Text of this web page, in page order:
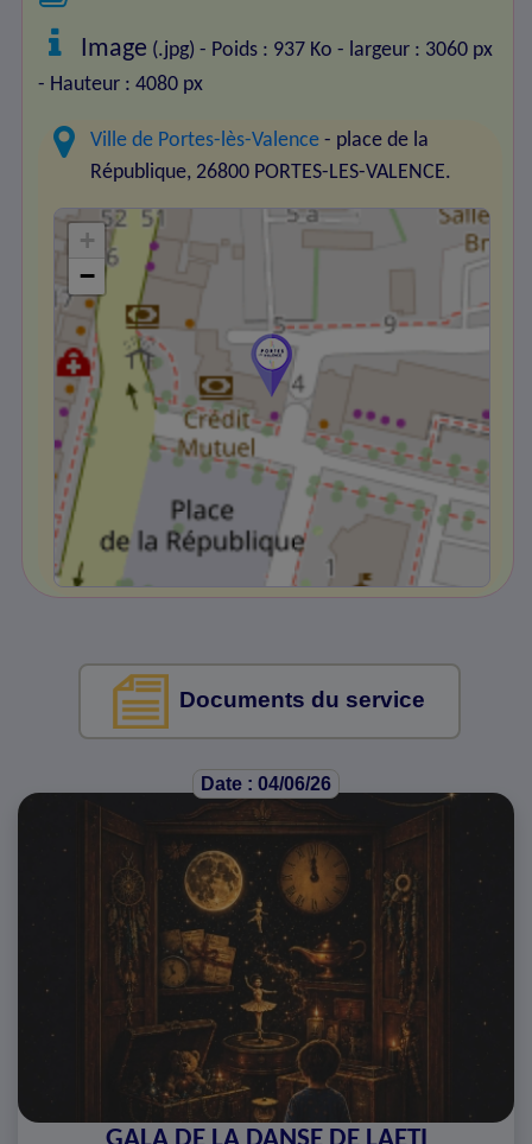
Image (.jpg) - Poids : 937 Ko - largeur : 3060 px
- Hauteur : 4080 px
Ville de Portes-lès-Valence - place de la
République, 26800 PORTES-LES-VALENCE.
+
−
Documents du service
Date : 04/06/26